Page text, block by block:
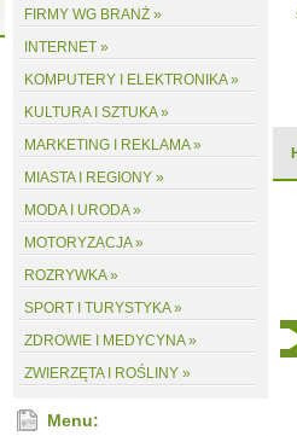
FIRMY WG BRANŻ »
INTERNET »
KOMPUTERY I ELEKTRONIKA »
KULTURA I SZTUKA »
MARKETING I REKLAMA »
MIASTA I REGIONY »
MODA I URODA »
MOTORYZACJA »
ROZRYWKA »
SPORT I TURYSTYKA »
ZDROWIE I MEDYCYNA »
ZWIERZĘTA I ROŚLINY »
Menu: